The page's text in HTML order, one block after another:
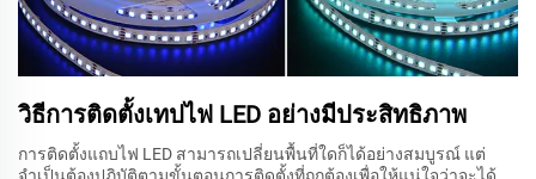
วิธีการติดตั้งเทปไฟ LED อย่างมีประสิทธิภาพ
การติดตั้งแถบไฟ LED สามารถเปลี่ยนพื้นที่ใดก็ได้อย่างสมบูรณ์ แต่
จำเป็นต้องปฏิบัติตามขั้นตอนการติดตั้งที่ถูกต้องเพื่อให้แน่ใจว่าจะได้